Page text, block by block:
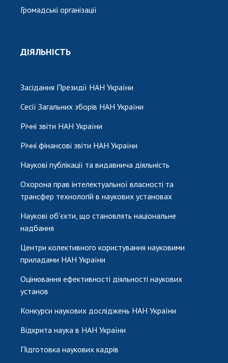
Громадські організації
ДІЯЛЬНІСТЬ
Засідання Президії НАН України
Сесії Загальних зборів НАН України
Річні звіти НАН України
Річні фінансові звіти НАН України
Наукові публікації та видавнича діяльність
Охорона прав інтелектуальної власності та
трансфер технологій в наукових установах
Наукові об'єкти, що становлять національне
надбання
Центри колективного користування науковими
приладами НАН України
Оцінювання ефективності діяльності наукових
установ
Конкурси наукових досліджень НАН України
Відкрита наука в НАН України
Підготовка наукових кадрів